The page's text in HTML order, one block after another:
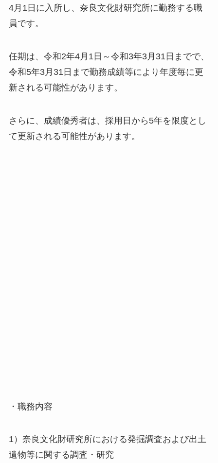
4月1日に入所し、奈良文化財研究所に勤務する職
員です。
任期は、令和2年4月1日～令和3年3月31日までで、
令和5年3月31日まで勤務成績等により年度毎に更
新される可能性があります。
さらに、成績優秀者は、採用日から5年を限度とし
て更新される可能性があります。
・職務内容
1）奈良文化財研究所における発掘調査および出土
遺物等に関する調査・研究